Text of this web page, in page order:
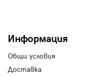
Информация
Общи условия
Доставка